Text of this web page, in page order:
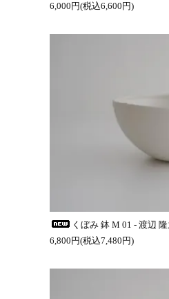
6,000円(税込6,600円)
くぼみ 鉢 M 01 - 渡辺 隆
6,800円(税込7,480円)